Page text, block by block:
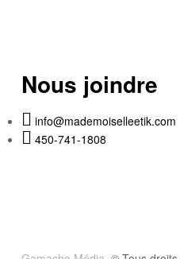
Nous joindre
info@mademoiselleetik.com
450-741-1808